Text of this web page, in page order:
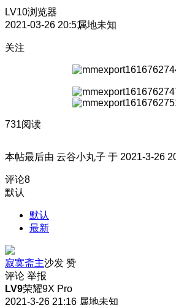
LV10浏览器
2021-03-26 20:51属地未知
关注
731阅读
本帖最后由 云谷小丸子 于 2021-3-26
评论8
默认
默认
最新
寂寞斋主沙发 赞
评论 举报
LV9荣耀9X Pro
2021-3-26 21:16 属地未知